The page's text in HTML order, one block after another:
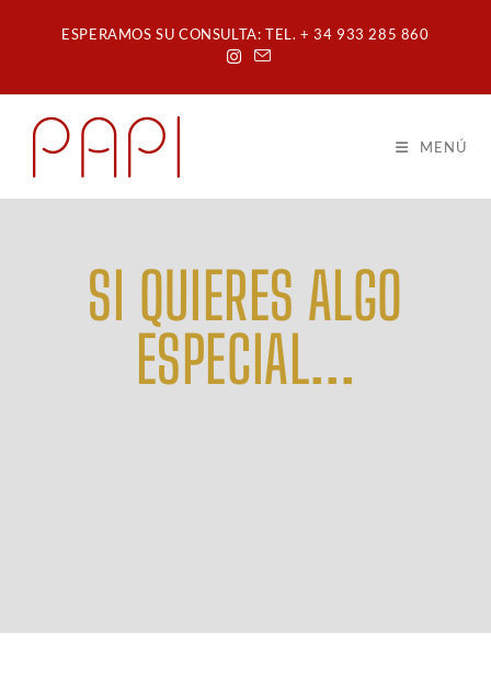
ESPERAMOS SU CONSULTA: TEL. + 34 933 285 860
MENÚ
SI QUIERES ALGO
ESPECIAL...